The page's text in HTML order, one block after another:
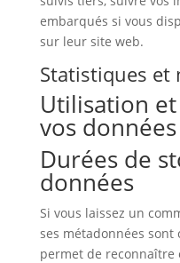
embarqués si vous
sur leur site web.
Statistiques et
Utilisation
vos
Durées de
données
Si vous laissez un
ses métadonnées sont
permet de reconnaître